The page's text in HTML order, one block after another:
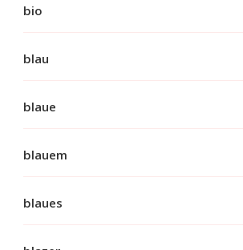
bio
blau
blaue
blauem
blaues